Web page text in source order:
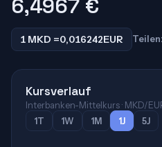
6,4967 €
1 MKD =0,016242EUR Teilen:
Kursverlauf
Interbanken-Mittelkurs · MKD/
1T
1W 1M 1J 5J